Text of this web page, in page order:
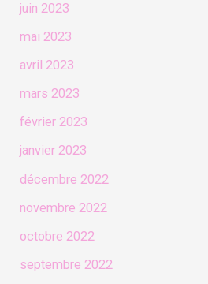
juin 2023
mai 2023
avril 2023
mars 2023
février 2023
janvier 2023
décembre 2022
novembre 2022
octobre 2022
septembre 2022